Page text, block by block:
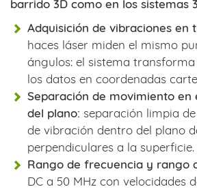
barrido 3D como en los sistemas
Adquisición de vibraciones en
haces láser miden el mismo
ángulos: el sistema
los datos en coordenadas
Separación de movimiento
del plano: separación limpia
de vibración dentro del plano
perpendiculares a la superficie.
Rango de frecuencia y rango
DC a 50 MHz con velocidades